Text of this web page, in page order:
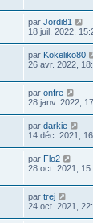
par Jordi81
18 juil. 2022,
par Kokeliko80
26 avr. 2022,
par onfre
28 janv. 2022,
par darkie
14 déc. 2021,
par Flo2
28 oct. 2021,
par trej
24 oct. 2021,